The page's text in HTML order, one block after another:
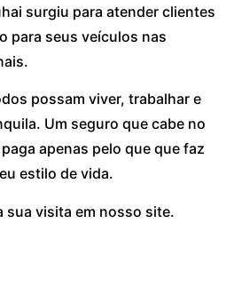
surgiu para atender clientes
para seus veículos nas
possam viver, trabalhar e
Um seguro que cabe no
apenas pelo que que faz
estilo de vida.
sua visita em nosso site.